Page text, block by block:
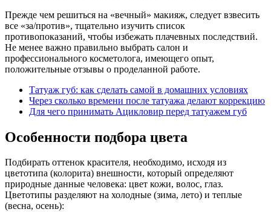
Прежде чем решиться на «вечный» макияж, следует взвесить
все «за/против», тщательно изучить список
противопоказаний, чтобы избежать плачевных последствий.
Не менее важно правильно выбрать салон и
профессионального косметолога, имеющего опыт,
положительные отзывы о проделанной работе.
Татуаж губ: как сделать самой в домашних условиях
Через сколько времени после татуажа делают коррекцию
Для чего принимать Ацикловир перед татуажем губ
Особенности подбора цвета
Подбирать оттенок красителя, необходимо, исходя из
цветотипа (колорита) внешности, который определяют
природные данные человека: цвет кожи, волос, глаз.
Цветотипы разделяют на холодные (зима, лето) и теплые
(весна, осень):